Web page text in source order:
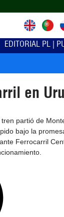
EDITORIAL PL |
en
partió de
bajo la
Ferrocarril